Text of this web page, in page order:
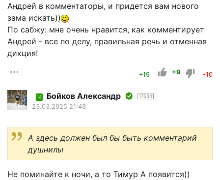
Андрей в комментаторы, и придется вам нового
зама искать))
По сабжу: мне очень нравится, как комментирует
Андрей - все по делу, правильная речь и отменная
дикция!
+19 +9 -10
14 Бойков Александр 17634
23.03.2025 21:49
А здесь должен был бы быть комментарий
душнилы
Не поминайте к ночи, а то Тимур А появится))